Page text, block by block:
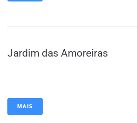
Jardim das Amoreiras
MAIS